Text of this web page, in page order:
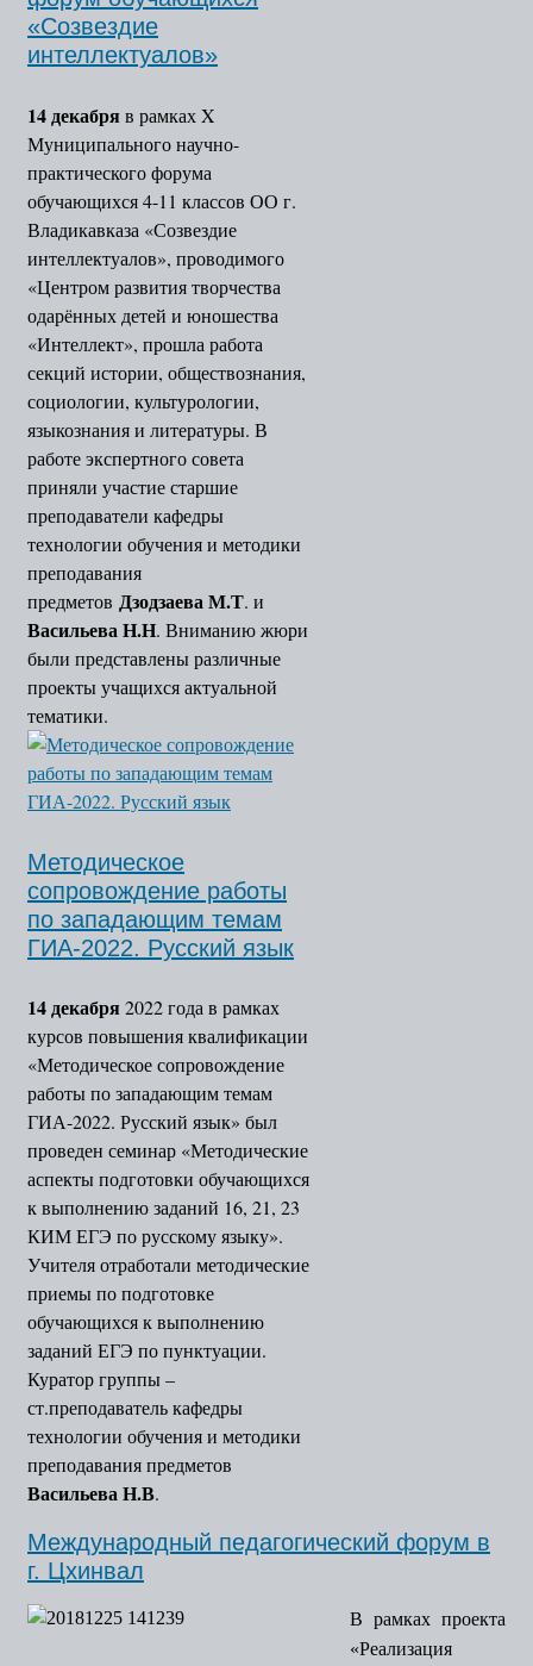
«Созвездие
интеллектуалов»
14 декабряв рамках X
Муниципального научно-
практического форума
обучающихся 4-11 классов ОО г.
Владикавказа «Созвездие
интеллектуалов», проводимого
«Центром развития творчества
одарённых детей и юношества
«Интеллект», прошла работа
секций истории, обществознания,
социологии, культурологии,
языкознания и литературы. В
работе экспертного совета
приняли участие старшие
преподаватели кафедры
технологии обучения и методики
преподавания
предметов Дзодзаева М.Т. и
Васильева Н.Н. Вниманию жюри
были представлены различные
проекты учащихся актуальной
тематики.
Методическое
сопровождение работы
по западающим темам
ГИА-2022. Русский язык
14 декабря2022 года в рамках
курсов повышения квалификации
«Методическое сопровождение
работы по западающим темам
ГИА-2022. Русский язык» был
проведен семинар «Методические
аспекты подготовки обучающихся
к выполнению заданий 16, 21, 23
КИМ ЕГЭ по русскому языку».
Учителя отработали методические
приемы по подготовке
обучающихся к выполнению
заданий ЕГЭ по пунктуации.
Куратор группы –
ст.преподаватель кафедры
технологии обучения и методики
преподавания предметов
Васильева Н.В.
Международный педагогический форум в
г. Цхинвал
В рамках проекта
«Реализация